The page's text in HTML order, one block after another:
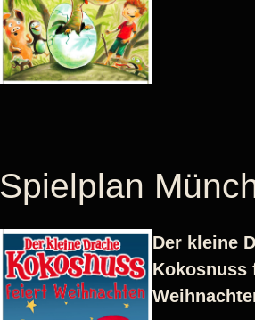
Spielplan
Der kleine
Kokosnuss